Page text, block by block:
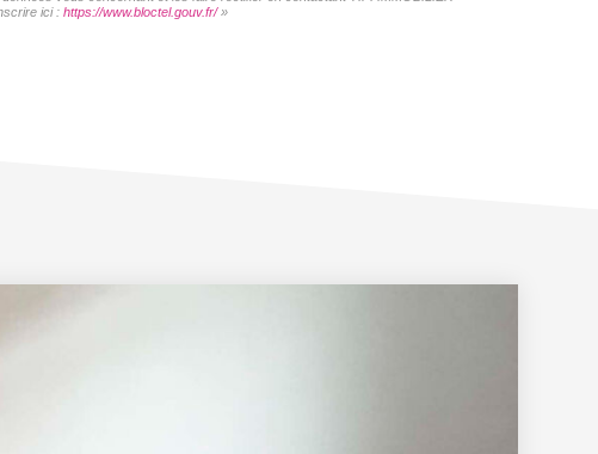
ici : https://www.bloctel.gouv.fr/»